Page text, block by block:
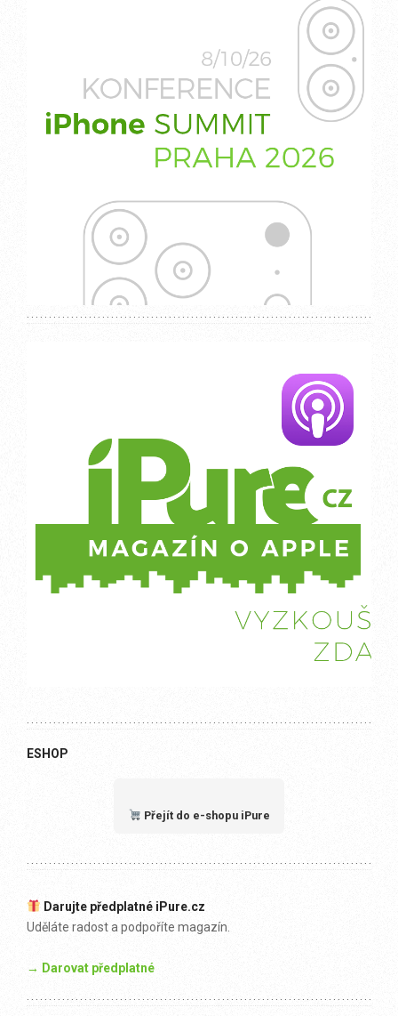
ESHOP
Přejít do e-shopu iPure
Darujte předplatné iPure.cz
Uděláte radost a podpoříte magazín.
→ Darovat předplatné